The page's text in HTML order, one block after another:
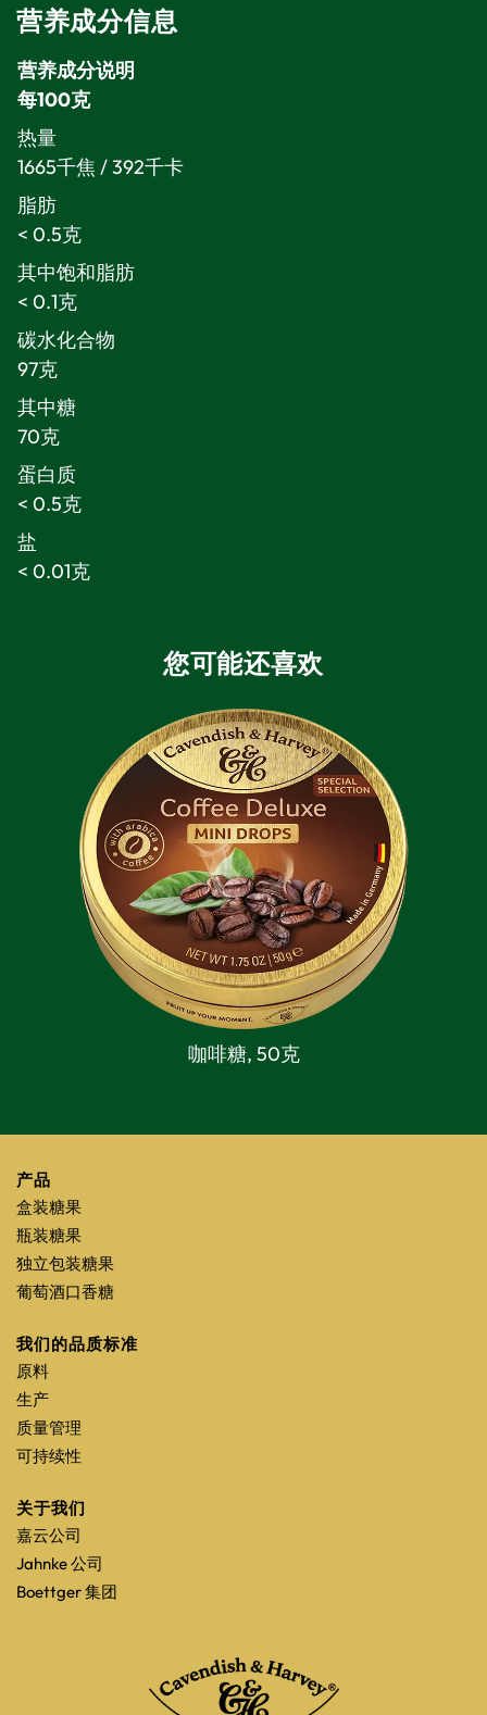
营养成分信息
营养成分说明
每100克
热量
1665千焦 / 392千卡
脂肪
< 0.5克
其中饱和脂肪
< 0.1克
碳水化合物
97克
其中糖
70克
蛋白质
< 0.5克
盐
< 0.01克
您可能还喜欢
咖啡糖, 50克
产品
盒装糖果
瓶装糖果
独立包装糖果
葡萄酒口香糖
我们的品质标准
原料
生产
质量管理
可持续性
关于我们
嘉云公司
Jahnke 公司
Boettger 集团